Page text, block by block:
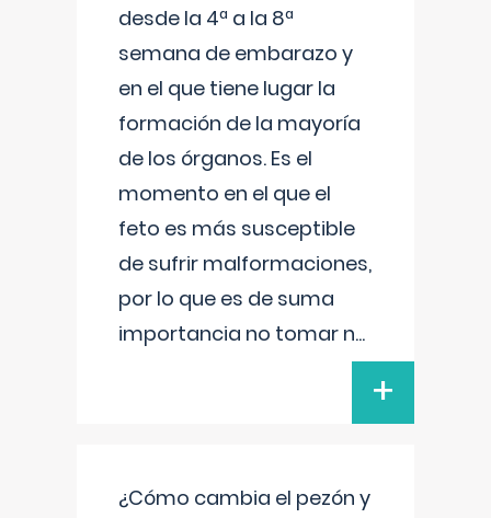
desde la 4ª a la 8ª
semana de embarazo y
en el que tiene lugar la
formación de la mayoría
de los órganos. Es el
momento en el que el
feto es más susceptible
de sufrir malformaciones,
por lo que es de suma
importancia no tomar n...
+
¿Cómo cambia el pezón y